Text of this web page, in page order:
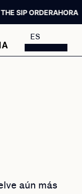
ORDERAHORA
ES
aún más